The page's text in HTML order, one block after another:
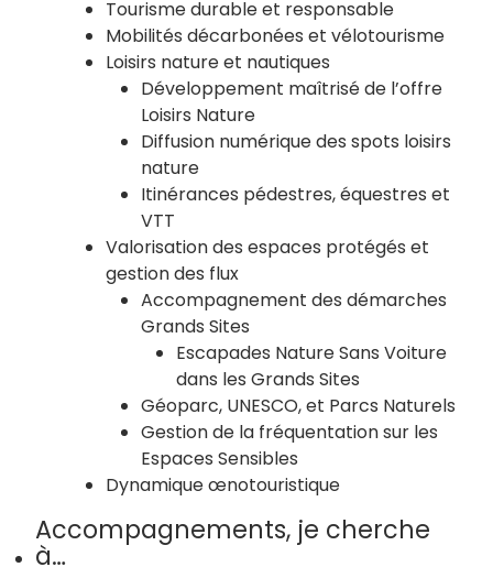
Tourisme durable et responsable
Mobilités décarbonées et vélotourisme
Loisirs nature et nautiques
Développement maîtrisé de l’offre
Loisirs Nature
Diffusion numérique des spots loisirs
nature
Itinérances pédestres, équestres et
VTT
Valorisation des espaces protégés et
gestion des flux
Accompagnement des démarches
Grands Sites
Escapades Nature Sans Voiture
dans les Grands Sites
Géoparc, UNESCO, et Parcs Naturels
Gestion de la fréquentation sur les
Espaces Sensibles
Dynamique œnotouristique
Accompagnements, je cherche
à…